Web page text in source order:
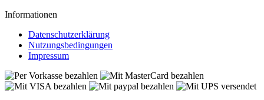
Informationen
Datenschutzerklärung
Nutzungsbedingungen
Impressum